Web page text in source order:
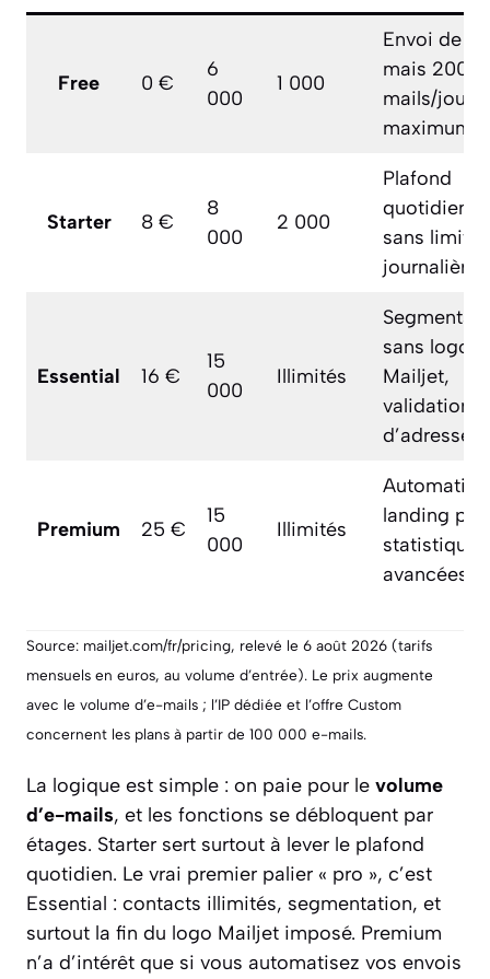
Free 0 €
6
000
1 000
Envoi de
mais 200
mails/jour
maximum
Starter 8 €
8
000
2 000
Plafond
quotidien
sans limite
journalière
Essential 16 €
15
000
Illimités
sans logo
Mailjet,
validation
d’adresses
Premium 25 €
15
000
Illimités
landing
statistiques
avancées
Source: mailjet.com/fr/pricing, relevé le 6 août 2026 (tarifs
mensuels en euros, au volume d’entrée). Le prix augmente
avec le volume d’e-mails ; l’IP dédiée et l’offre Custom
concernent les plans à partir de 100 000 e-mails.
La logique est simple : on paie pour le volume
d’e-mails, et les fonctions se débloquent par
étages. Starter sert surtout à lever le plafond
quotidien. Le vrai premier palier « pro », c’est
Essential : contacts illimités, segmentation, et
surtout la fin du logo Mailjet imposé. Premium
n’a d’intérêt que si vous automatisez vos envois